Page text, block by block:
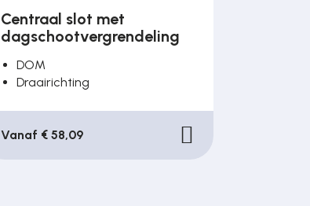
Centraal slot met
dagschootvergrendeling
DOM
Draairichting
Vanaf € 58,09